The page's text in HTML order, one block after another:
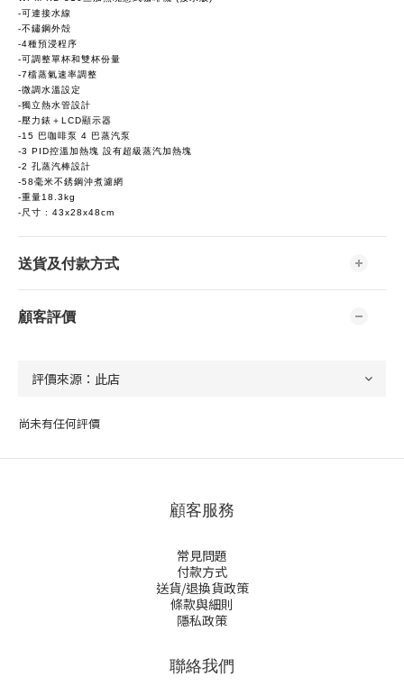
-可連接水線
-不鏽鋼外殻
-4種預浸程序
-可調整單杯和雙杯份量
-7檔蒸氣速率調整
-微調水溫設定
-獨立熱水管設計
-壓力錶＋LCD顯示器
-15 巴咖啡泵 4 巴蒸汽泵
-3 PID控溫加熱塊 設有超級蒸汽加熱塊
-2 孔蒸汽棒設計
-58毫米不銹鋼沖煮濾網
-重量18.3kg
-尺寸 : 43x28x48cm
送貨及付款方式
顧客評價
尚未有任何評價
顧客服務
常見問題
付款方式
送貨/退換貨政策
條款與細則
隱私政策
聯絡我們